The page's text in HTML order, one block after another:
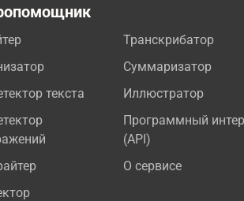
текста
Транскрибатор
Суммаризатор
Иллюстратор
Программный
(API)
О сервисе